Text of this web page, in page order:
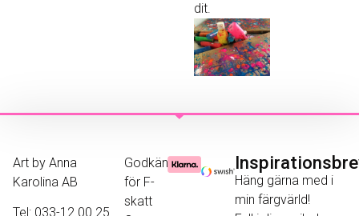
dit.
Art by Anna
Karolina AB
Tel: 033-12 00 25
Godkänd
för F-
skatt
Häng gärna med i
min färgvärld!